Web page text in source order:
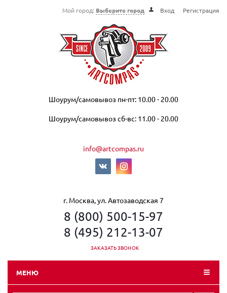
Мой город: Выберите город Вход Регистрация
Шоурум/самовывоз пн-пт: 10.00 - 20.00
Шоурум/самовывоз сб-вс: 11.00 - 20.00
info@artcompas.ru
г. Москва, ул. Автозаводская 7
8 (800) 500-15-97
8 (495) 212-13-07
ЗАКАЗАТЬ ЗВОНОК
МЕНЮ